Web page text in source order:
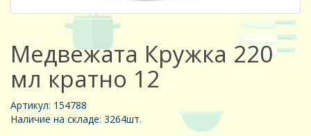
Медвежата Кружка 220
мл кратно 12
Артикул: 154788
Наличие на складе: 3264шт.